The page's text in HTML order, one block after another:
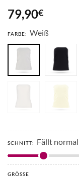
79,90€
FARBE: Weiß
SCHNITT: Fällt
GRÖSSE